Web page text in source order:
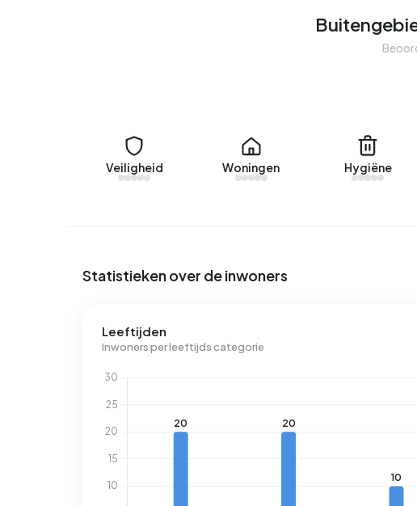
In Buitengebied Lithoijen zijn er 29 adressen met een
labels zijn C (55%), B (21%) en D (14%). Gemiddeld
aan elektriciteit per jaar. Dit ligt 75% boven het landelijke
ligt met 2.030 m³ per jaar 59% boven het landelijke
Veiligheid Woningen Hygiëne
Statistieken over de inwoners
Leeftijden
Inwoners per leeftijds categorie